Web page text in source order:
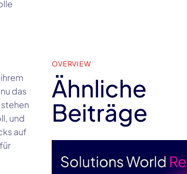
das
und
auf
OVERVIEW
Ähnliche
Beiträge